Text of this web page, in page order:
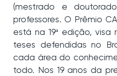
(mestrado e
professores. O Prêmio
está na 19ª edição, visa
teses defendidas no
cada área do
todo. Nos 19 anos da